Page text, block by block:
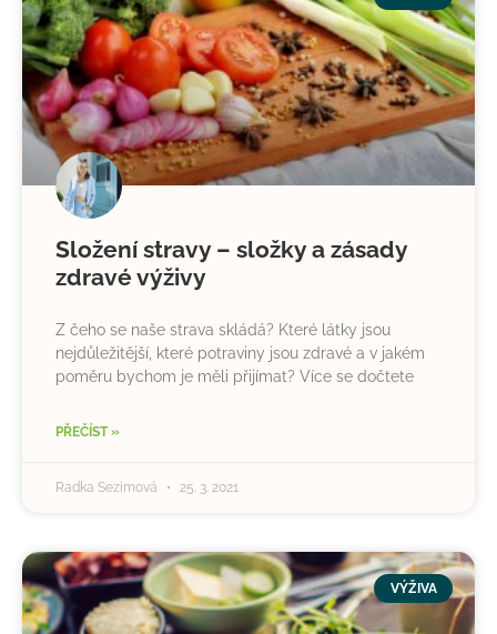
Složení stravy – složky a zásady
zdravé výživy
Z čeho se naše strava skládá? Které látky jsou
nejdůležitější, které potraviny jsou zdravé a v jakém
poměru bychom je měli přijímat? Více se dočtete
PŘEČÍST »
Radka Sezimová 25. 3. 2021
VÝŽIVA